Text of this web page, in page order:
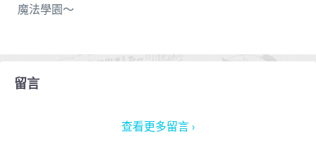
魔法學園～
留言
查看更多留言 ›